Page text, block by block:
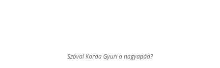
Szóval Korda Gyuri a nagyapád?